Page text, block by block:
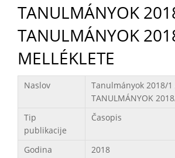
TANULMÁNYOK
TANULMÁNYOK
MELLÉKLETE
Podaci
Naslov
Tanulmányok 2018/1
TANULMÁNYOK
Tip
publikacije
Časopis
Godina
2018